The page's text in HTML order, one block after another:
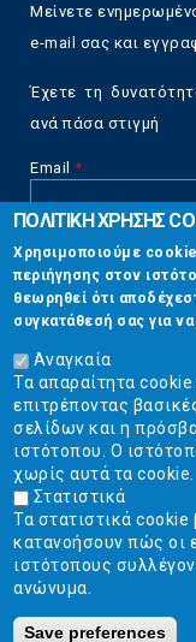
Μείνετε
e-mail σας και
Έχετε τη
ανά πάσα στιγμή
Email *
CAPTCHA
This
question is
for testing
whether or
not you are a
human visitor
and to
prevent
automated
spam
submissions.
5+2
Επικοινωνία
Στουρνάρη 17,
2103304444
info@ekpizo.gr
www.ekpizo.gr
Δευ - Πεμ:10:00
Σάβ - Κυρ: Κλειστά
ΠΟΛΙΤΙΚΗ ΧΡΗΣΗΣ
Χρησιμοποιούμε
περιήγησης στον
θεωρηθεί ότι
συγκατάθεσή σας για
Αναγκαία
Τα απαραίτητα
επιτρέποντας
σελίδων και η
ιστότοπου. Ο
χωρίς αυτά τα cookie.
Στατιστικά
Τα στατιστικά
κατανοήσουν πώς οι
ιστότοπους
ανώνυμα.
Save preferences